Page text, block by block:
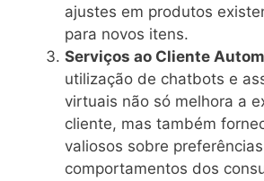
ajustes em produtos
para novos itens.
Serviços ao Cliente
utilização de chatbots e
virtuais não só melhora a
cliente, mas também
valiosos sobre
comportamentos dos